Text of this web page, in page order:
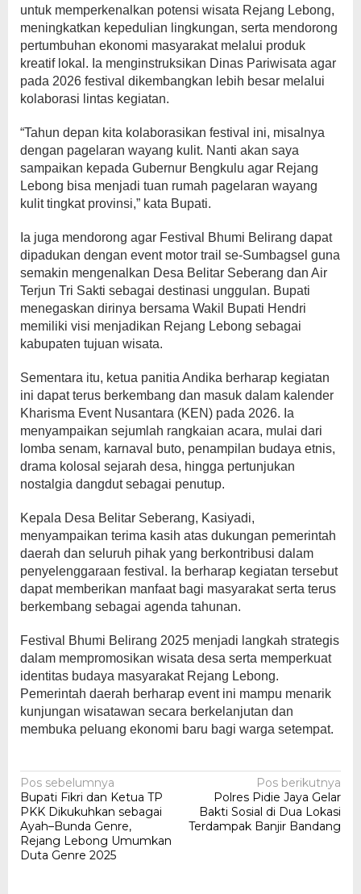
untuk memperkenalkan potensi wisata Rejang Lebong,
meningkatkan kepedulian lingkungan, serta mendorong
pertumbuhan ekonomi masyarakat melalui produk
kreatif lokal. Ia menginstruksikan Dinas Pariwisata agar
pada 2026 festival dikembangkan lebih besar melalui
kolaborasi lintas kegiatan.
“Tahun depan kita kolaborasikan festival ini, misalnya
dengan pagelaran wayang kulit. Nanti akan saya
sampaikan kepada Gubernur Bengkulu agar Rejang
Lebong bisa menjadi tuan rumah pagelaran wayang
kulit tingkat provinsi,” kata Bupati.
Ia juga mendorong agar Festival Bhumi Belirang dapat
dipadukan dengan event motor trail se-Sumbagsel guna
semakin mengenalkan Desa Belitar Seberang dan Air
Terjun Tri Sakti sebagai destinasi unggulan. Bupati
menegaskan dirinya bersama Wakil Bupati Hendri
memiliki visi menjadikan Rejang Lebong sebagai
kabupaten tujuan wisata.
Sementara itu, ketua panitia Andika berharap kegiatan
ini dapat terus berkembang dan masuk dalam kalender
Kharisma Event Nusantara (KEN) pada 2026. Ia
menyampaikan sejumlah rangkaian acara, mulai dari
lomba senam, karnaval buto, penampilan budaya etnis,
drama kolosal sejarah desa, hingga pertunjukan
nostalgia dangdut sebagai penutup.
Kepala Desa Belitar Seberang, Kasiyadi,
menyampaikan terima kasih atas dukungan pemerintah
daerah dan seluruh pihak yang berkontribusi dalam
penyelenggaraan festival. Ia berharap kegiatan tersebut
dapat memberikan manfaat bagi masyarakat serta terus
berkembang sebagai agenda tahunan.
Festival Bhumi Belirang 2025 menjadi langkah strategis
dalam mempromosikan wisata desa serta memperkuat
identitas budaya masyarakat Rejang Lebong.
Pemerintah daerah berharap event ini mampu menarik
kunjungan wisatawan secara berkelanjutan dan
membuka peluang ekonomi baru bagi warga setempat.
Navigasi
pos
Pos sebelumnya
Bupati Fikri dan Ketua TP
PKK Dikukuhkan sebagai
Ayah–Bunda Genre,
Rejang Lebong Umumkan
Duta Genre 2025
Pos berikutnya
Polres Pidie Jaya Gelar
Bakti Sosial di Dua Lokasi
Terdampak Banjir Bandang